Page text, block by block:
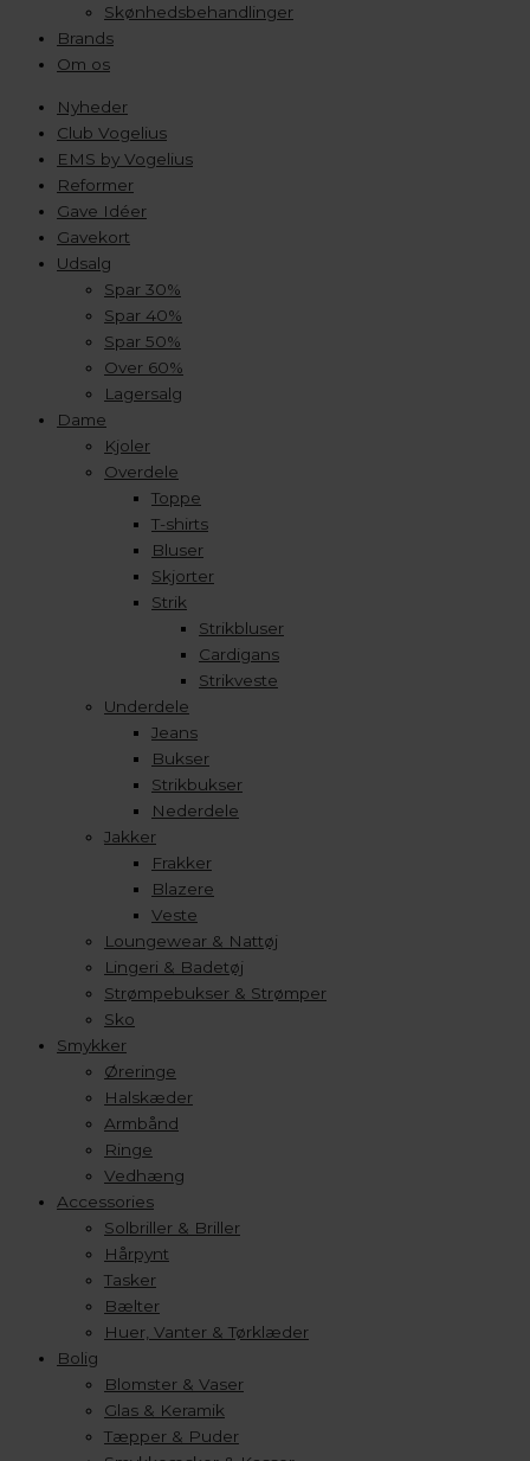
Skønhedsbehandlinger
Brands
Om os
Nyheder
Club Vogelius
EMS by Vogelius
Reformer
Gave Idéer
Gavekort
Udsalg
Spar 30%
Spar 40%
Spar 50%
Over 60%
Lagersalg
Dame
Kjoler
Overdele
Toppe
T-shirts
Bluser
Skjorter
Strik
Strikbluser
Cardigans
Strikveste
Underdele
Jeans
Bukser
Strikbukser
Nederdele
Jakker
Frakker
Blazere
Veste
Loungewear & Nattøj
Lingeri & Badetøj
Strømpebukser & Strømper
Sko
Smykker
Øreringe
Halskæder
Armbånd
Ringe
Vedhæng
Accessories
Solbriller & Briller
Hårpynt
Tasker
Bælter
Huer, Vanter & Tørklæder
Bolig
Blomster & Vaser
Glas & Keramik
Tæpper & Puder